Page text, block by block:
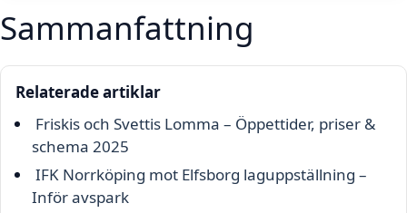
Sammanfattning
Relaterade artiklar
Friskis och Svettis Lomma – Öppettider, priser &
schema 2025
IFK Norrköping mot Elfsborg laguppställning –
Inför avspark